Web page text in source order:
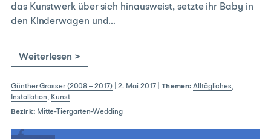
das Kunstwerk über sich hinausweist, setzte ihr Baby in
den Kinderwagen und…
Weiterlesen >
Günther Grosser (2008 – 2017)|2. Mai 2017|Themen: Alltägliches,
Installation, Kunst
Bezirk: Mitte-Tiergarten-Wedding